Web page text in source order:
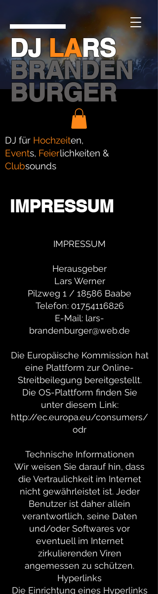
DJLARS
BRANDEN
BURGER
DJ für Hochzeiten,
Events, Feierlichkeiten &
Clubsounds
IMPRESSUM
IMPRESSUM
Herausgeber
Lars Werner
Pilzweg 1 / 18586 Baabe
Telefon: 01754116826
E-Mail: lars-
brandenburger@web.de
Die Europäische Kommission hat
eine Plattform zur Online-
Streitbeilegung bereitgestellt.
Die OS-Plattform finden Sie
unter diesem Link:
http://ec.europa.eu/consumers/
odr
Technische Informationen
Wir weisen Sie darauf hin, dass
die Vertraulichkeit im Internet
nicht gewährleistet ist. Jeder
Benutzer ist daher allein
verantwortlich, seine Daten
und/oder Softwares vor
eventuell im Internet
zirkulierenden Viren
angemessen zu schützen.
Hyperlinks
Die Einrichtung eines Hyperlinks